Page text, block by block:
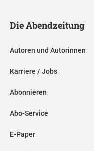
Die Abendzeitung
Autoren und Autorinnen
Karriere / Jobs
Abonnieren
Abo-Service
E-Paper